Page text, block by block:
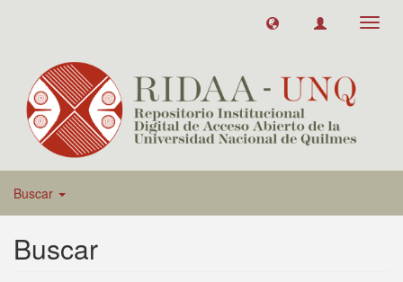
Buscar
Buscar